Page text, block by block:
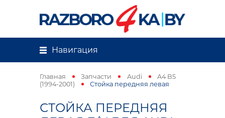
Навигация
Главная Запчасти Audi
A4 B5
(1994-2001)
Стойка передняя левая
СТОЙКА ПЕРЕДНЯЯ